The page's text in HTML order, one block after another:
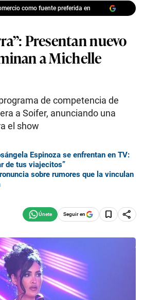
como fuente preferida en
Presentan nuevo
a Michelle
de competencia de
a Soifer, anunciando una
el show
Espinoza se enfrentan en TV:
de tus viajecitos”
sobre rumores que la vinculan
Seguir en